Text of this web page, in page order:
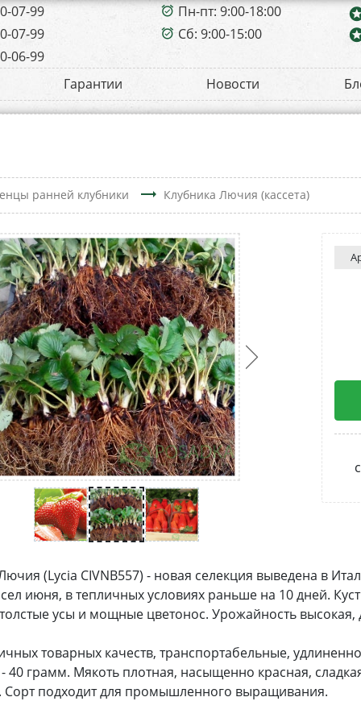
07-99
07-99
06-99
alarm_on Пн-пт: 9:00-18:00
alarm_on Сб: 9:00-15:00
Гарантии Новости
ранней клубники trending_flat Клубника Лючия (кассета)
(Lycia CIVNB557) - новая селекция выведена в
июня, в тепличных условиях раньше на 10 дней.
усы и мощные цветонос. Урожайность высокая,
товарных качеств, транспортабельные,
40 грамм. Мякоть плотная, насыщенно красная,
Сорт подходит для промышленного выращивания.